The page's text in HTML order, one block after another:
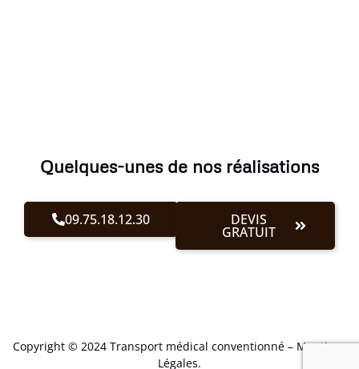
Quelques-unes de nos réalisations
09.75.18.12.30 DEVIS
GRATUIT
Copyright © 2024 Transport médical conventionné – Mentions
Légales.